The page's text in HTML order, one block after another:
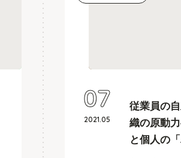
従業員の
織の原動
と個人の
2021.05
07